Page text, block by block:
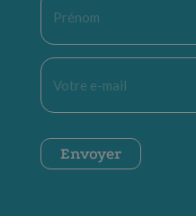
E-
mail
CAPTCHA
Envoyer